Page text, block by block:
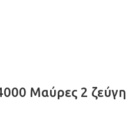
Μαύρες 2 ζεύγη